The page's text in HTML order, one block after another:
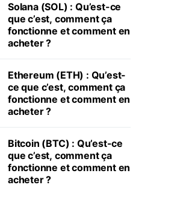
Solana (SOL) : Qu’est-ce
que c’est, comment ça
fonctionne et comment en
acheter ?
Ethereum (ETH) : Qu’est-
ce que c’est, comment ça
fonctionne et comment en
acheter ?
Bitcoin (BTC) : Qu’est-ce
que c’est, comment ça
fonctionne et comment en
acheter ?